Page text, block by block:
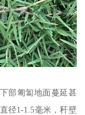
部匍匐地面蔓延甚
径1-1.5毫米，秆壁